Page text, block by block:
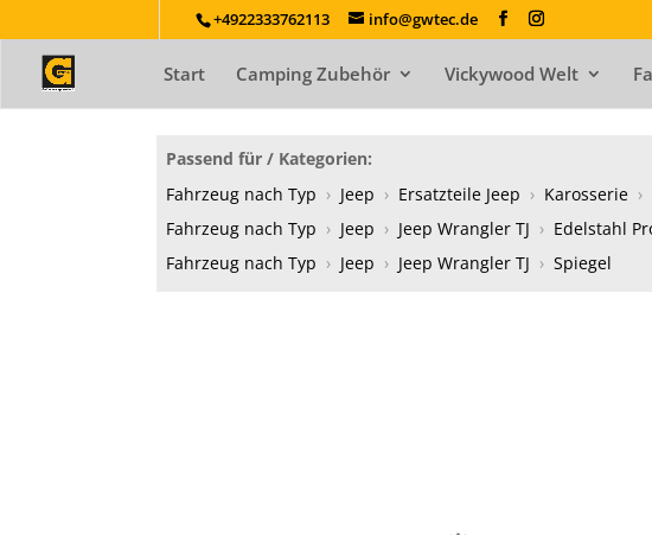
+4922333762113 info@gwtec.de
Start Camping Zubehör Vickywood Welt
Passend für / Kategorien:
Fahrzeug nach Typ › Jeep › Ersatzteile Jeep › Karosserie ›
Fahrzeug nach Typ › Jeep › Jeep Wrangler TJ › Edelstahl
Fahrzeug nach Typ › Jeep › Jeep Wrangler TJ › Spiegel